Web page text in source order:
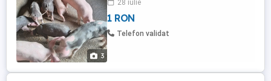
3
28 iulie
1 RON
Telefon validat